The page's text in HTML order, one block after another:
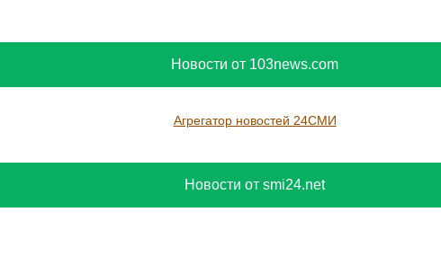
Новости от 103news.com
Агрегатор новостей 24СМИ
Новости от smi24.net